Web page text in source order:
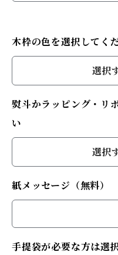
木枠の色を選択してく
選択
熨斗かラッピング・リ
い
選択
紙メッセージ（無料）
手提袋が必要な方は選